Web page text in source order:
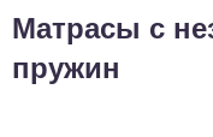
Матрасы с
пружин